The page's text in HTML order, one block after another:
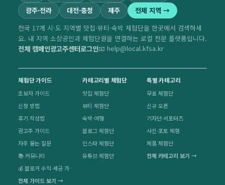
광주·전라
대전·충청 제주
전체 지역 →
전국 17개 시·도 지역별 맛집·뷰티·숙박 체험단을 한곳에서 검색하세
요. 내 지역 소상공인과 체험단원을 연결하는 로컬 전문 플랫폼입니다.
전체 캠페인광고주센터로그인📧 help@local.kfsa.kr
체험단 가이드
초보자 가이드
신청 방법
후기 작성법
광고주 가이드
자주 묻는 질문
📚 커뮤니티
💰 블로거 수익·세금 가이드
전체 가이드 보기 →
카테고리별 체험단
맛집 체험단
뷰티 체험단
숙박·여행
블로그 체험단
인스타 체험단
유튜브 체험단
특별 카테고리
무료 체험단
신규 오픈
기자단·서포터즈
사진·포토 체험
제품 체험단
전체 카테고리 보기 →